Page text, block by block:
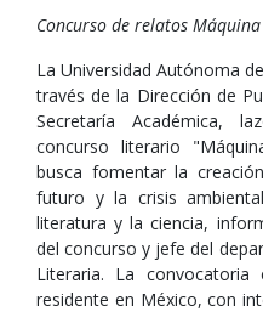
Concurso de relatos
La Universidad Autónoma
través de la Dirección de
Secretaría Académica,
concurso literario
busca fomentar la
futuro y la crisis
literatura y la ciencia,
del concurso y jefe del
Literaria. La
residente en México, con